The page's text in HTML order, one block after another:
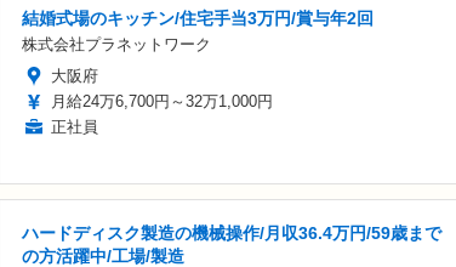
結婚式場のキッチン/住宅手当3万円/賞与年2回
株式会社プラネットワーク
大阪府
月給24万6,700円～32万1,000円
正社員
ハードディスク製造の機械操作/月収36.4万円/59歳まで
の方活躍中/工場/製造